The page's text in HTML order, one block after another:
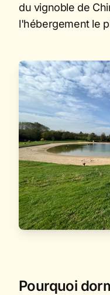
du vignoble de
l'hébergement le
Pourquoi